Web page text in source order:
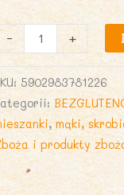
-
MĄKA
BEZGLUTENOWA
kg
+
5902983781226
,mąki,
i produkty